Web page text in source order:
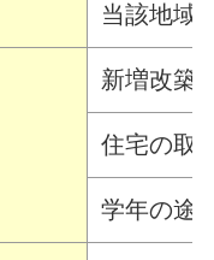
当該地域
新増改築
住宅の取
学年の途